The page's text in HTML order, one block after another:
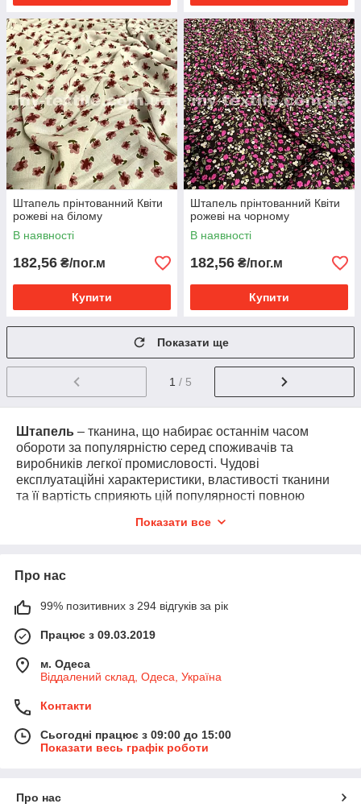
Штапель прінтованний Квіти
рожеві на білому
В наявності
182,56 ₴/пог.м
Купити
Штапель прінтованний Квіти
рожеві на чорному
В наявності
182,56 ₴/пог.м
Купити
Показати ще
1 / 5
Штапель – тканина, що набирає останнім часом
обороти за популярністю серед споживачів та
виробників легкої промисловості. Чудові
експлуатаційні характеристики, властивості тканини
та її вартість сприяють цій популярності повною
волокон. Класичне співвідношення бавовни та віскози
бавовну поєднують із лавсаном.
Даний тип тканини має масу переваг:
пошиття літнього одягу;
Має відмінну здатність до терморегуляції;
У виробах з штапелю не жарко влітку, вона
приємно холодить шкіру;
Чудово вбирає надлишки вологи;
чудово фарбуються і здатні надовго зберігати
Показати все
Про нас
99% позитивних з 294 відгуків за рік
Працює з 09.03.2019
м. Одеса
Віддалений склад, Одеса, Україна
Контакти
Сьогодні працює з 09:00 до 15:00
Показати весь графік роботи
Про нас